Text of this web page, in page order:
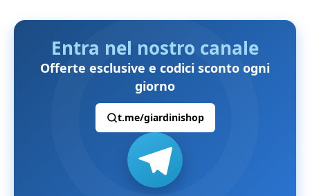
Entra nel nostro canale
Offerte esclusive e codici sconto ogni
giorno
t.me/giardinishop